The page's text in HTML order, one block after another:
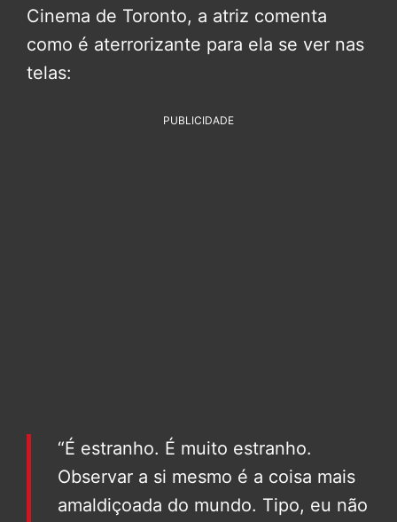
Cinema de Toronto, a atriz comenta
como é aterrorizante para ela se ver nas
telas:
PUBLICIDADE
“É estranho. É muito estranho.
Observar a si mesmo é a coisa mais
amaldiçoada do mundo. Tipo, eu não